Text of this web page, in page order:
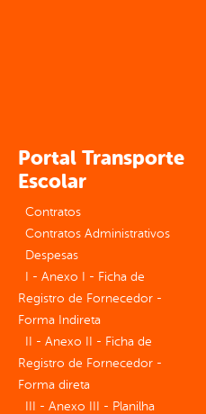
Portal Transporte
Escolar
Contratos
Contratos Administrativos
Despesas
I - Anexo I - Ficha de
Registro de Fornecedor -
Forma Indireta
II - Anexo II - Ficha de
Registro de Fornecedor -
Forma direta
III - Anexo III - Planilha